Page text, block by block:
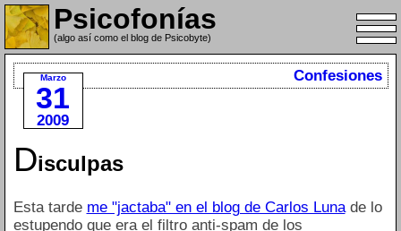
Psicofonías
(algo así como el blog de Psicobyte)
Marzo
31
2009
Confesiones
Disculpas
Esta tarde me "jactaba" en el blog de Carlos Lunade lo
estupendo que era el filtro anti-spam de los